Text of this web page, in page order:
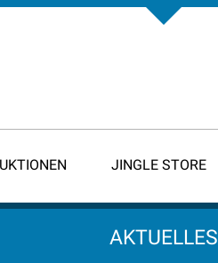
JINGLE STORE
AKTUELLES